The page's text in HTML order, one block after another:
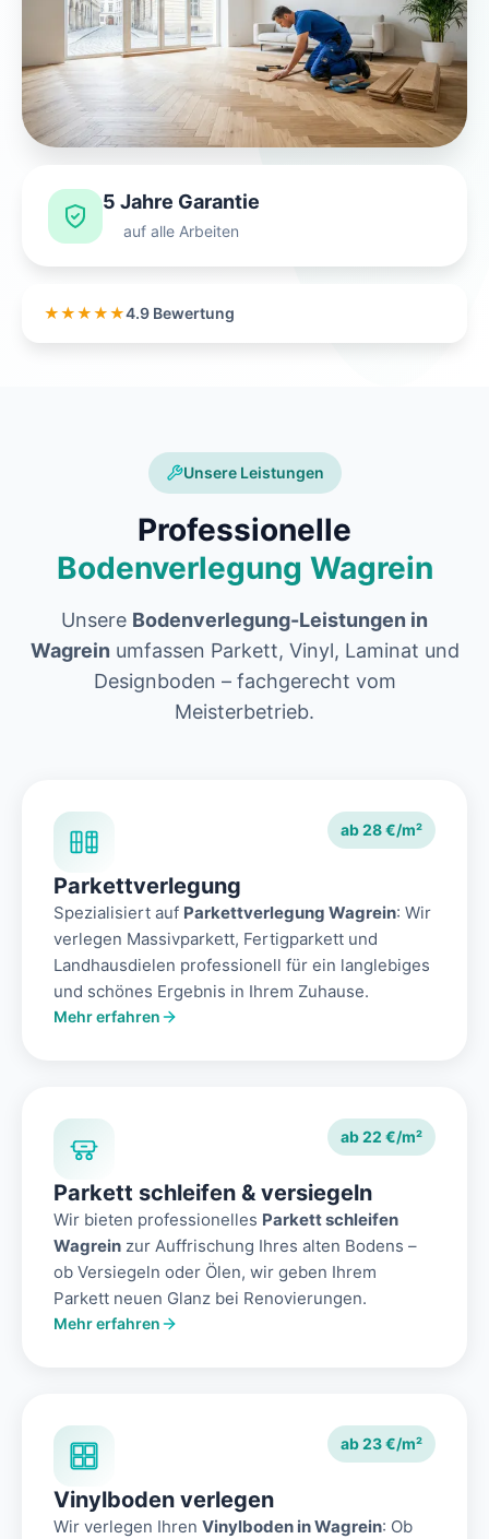
5 Jahre Garantie
auf alle Arbeiten
★★★★★4.9 Bewertung
Unsere Leistungen
Professionelle
Bodenverlegung Wagrein
Unsere Bodenverlegung-Leistungen in
Wagrein umfassen Parkett, Vinyl, Laminat und
Designboden – fachgerecht vom
Meisterbetrieb.
ab 28 €/m²
Parkettverlegung
Spezialisiert auf Parkettverlegung Wagrein: Wir
verlegen Massivparkett, Fertigparkett und
Landhausdielen professionell für ein langlebiges
und schönes Ergebnis in Ihrem Zuhause.
Mehr erfahren
ab 22 €/m²
Parkett schleifen & versiegeln
Wir bieten professionelles Parkett schleifen
Wagrein zur Auffrischung Ihres alten Bodens –
ob Versiegeln oder Ölen, wir geben Ihrem
Parkett neuen Glanz bei Renovierungen.
Mehr erfahren
ab 23 €/m²
Vinylboden verlegen
Wir verlegen Ihren Vinylboden in Wagrein: Ob